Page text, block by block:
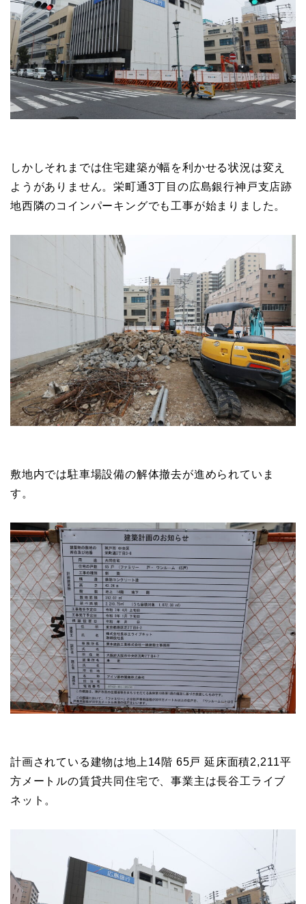
しかしそれまでは住宅建築が幅を利かせる状況は変え
ようがありません。栄町通3丁目の広島銀行神戸支店跡
地西隣のコインパーキングでも工事が始まりました。
敷地内では駐車場設備の解体撤去が進められていま
す。
計画されている建物は地上14階 65戸 延床面積2,211平
方メートルの賃貸共同住宅で、事業主は長谷工ライブ
ネット。